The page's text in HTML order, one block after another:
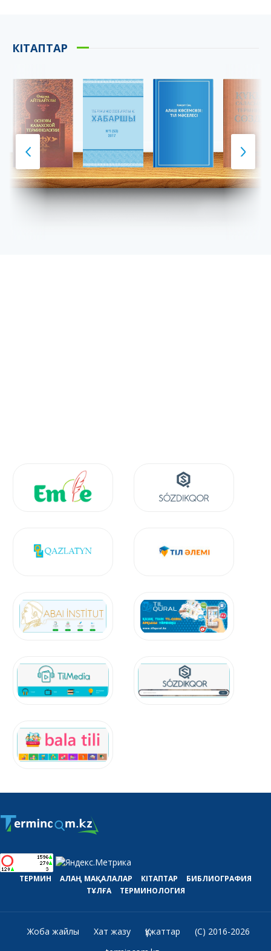
КІТАПТАР
ТЕРМИН АЛАҢ МАҚАЛАЛАР КІТАПТАР
БИБЛИОГРАФИЯ
ТҰЛҒА
ТЕРМИНОЛОГИЯ
Жоба жайлы Хат жазу Құжаттар
(C) 2016-2026